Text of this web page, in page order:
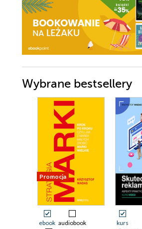
Wybrane bestsellery
Promocja
ebook audiobook
kurs